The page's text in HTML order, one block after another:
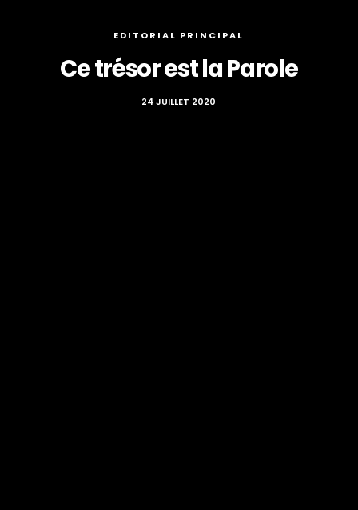
EDITORIAL PRINCIPAL
Ce trésor est la Parole
24 JUILLET 2020